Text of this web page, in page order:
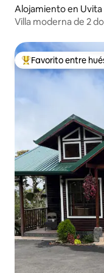
Alojamiento en Uvita
Villa moderna de 2
Favorito entre
Favorito entre